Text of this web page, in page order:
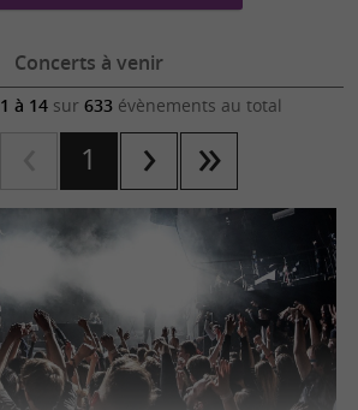
Concerts à venir
1 à 14sur 633évènements au total
1